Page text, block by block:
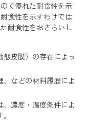
ぐ優れた耐食性を示
食性を示すわけでは
耐食性をおさらいし
皮膜）の存在によっ
などの材料履歴によ
濃度・温度条件によ